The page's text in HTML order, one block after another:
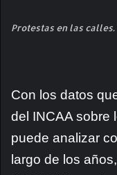
Protestas en las calles.
Con los datos
del INCAA sobre
puede analizar
largo de los